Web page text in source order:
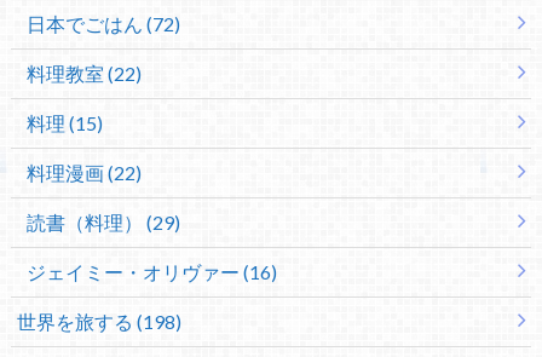
日本でごはん (72)
料理教室 (22)
料理 (15)
料理漫画 (22)
読書（料理） (29)
ジェイミー・オリヴァー (16)
世界を旅する (198)